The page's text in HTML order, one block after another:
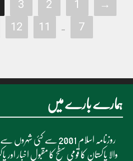
→
1
2
3
7
…
11
12
ہمارے بارے میں
روزنامہ اسلام 2001 سے
والا پاکستان کا قومی سطح کا مقبول اخبار